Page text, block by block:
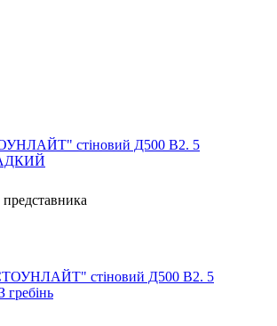
стіновий Д500 В2. 5
представника